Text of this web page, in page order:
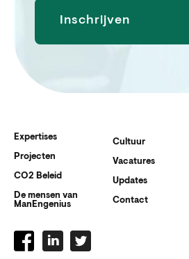
Expertises
Projecten
CO2 Beleid
De mensen van
ManEngenius
Cultuur
Vacatures
Updates
Contact